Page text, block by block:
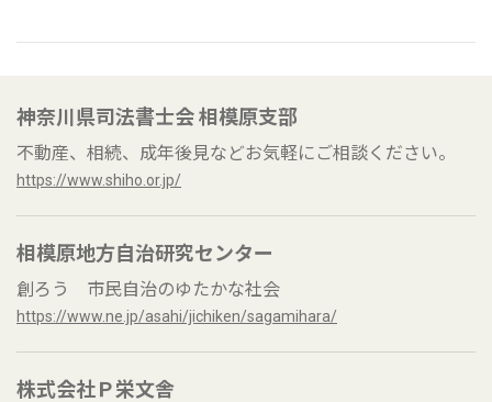
神奈川県司法書士会 相模原支部
不動産、相続、成年後見などお気軽にご相談ください。
https://www.shiho.or.jp/
相模原地方自治研究センター
創ろう 市民自治のゆたかな社会
https://www.ne.jp/asahi/jichiken/sagamihara/
株式会社Ｐ栄文舎